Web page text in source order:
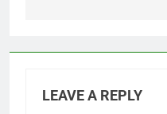
LEAVE A REPLY